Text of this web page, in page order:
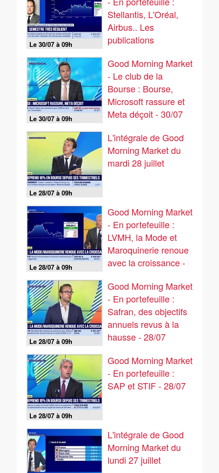
Le 30/07 à 09h
Stellantis, L'Oréal,
Airbus.. Les
publications
Le 30/07 à 09h
Good Morning Market
- Le club de la
Bourse : Bourse,
Microsoft rassure et
Meta déçoit - 30/07
Le 28/07 à 09h
L'intégrale de Good
Morning Market du
mardi 28 juillet
Le 28/07 à 09h
Good Morning Market
- En portefeuille :
LVMH, la Mode et
Maroquinerie renoue
avec la croissance -
Le 28/07 à 09h
Good Morning Market
- En portefeuille :
Safran, des objectifs
annuels revus à la
hausse - 28/07
Le 28/07 à 09h
Good Morning Market
- En portefeuille :
SAP et STIF - 28/07
L'intégrale de Good
Morning Market du
lundi 27 juillet